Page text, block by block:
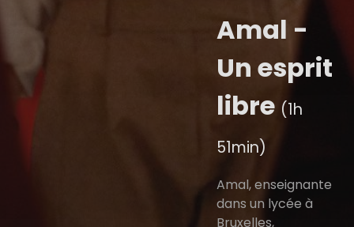
Amal -
Un esprit
libre (1h
51min)
Amal, enseignante
dans un lycée à
Bruxelles,